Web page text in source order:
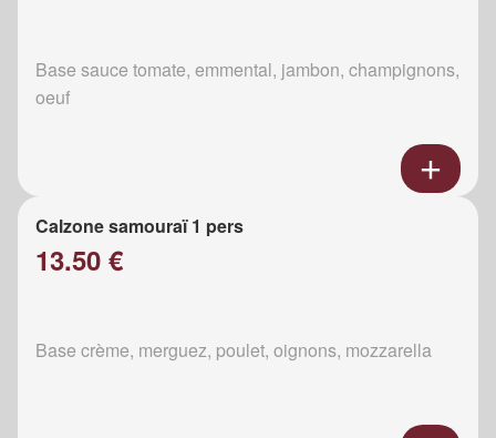
Base sauce tomate, emmental, jambon, champignons,
oeuf
Calzone samouraï 1 pers
13.50 €
Base crème, merguez, poulet, oignons, mozzarella